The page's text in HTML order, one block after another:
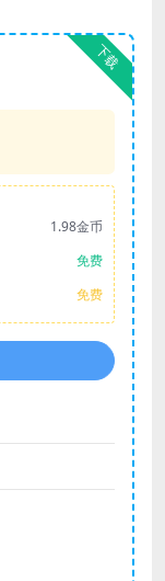
下载
1.98金币
免费
免费